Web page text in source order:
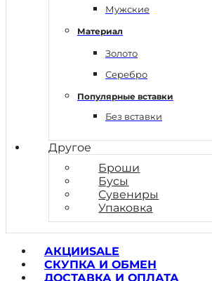
Мужские
Материал
Золото
Серебро
Популярные вставки
Без вставки
Другое
Броши
Бусы
Сувениры
Упаковка
АКЦИИSALE
СКУПКА И ОБМЕН
ДОСТАВКА И ОПЛАТА